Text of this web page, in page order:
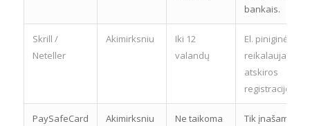
bankais.
Skrill /
Neteller
Akimirksniu
Iki 12
valandų
El. piniginės,
reikalauja
atskiros
registracijos.
PaySafeCard Akimirksniu Ne taikoma
Tik įnašams,